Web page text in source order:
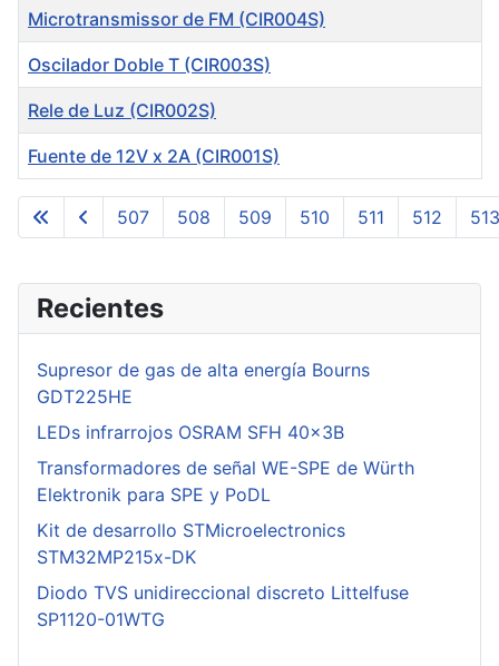
Articles
Title
Microtransmissor de FM (CIR004S)
Oscilador Doble T (CIR003S)
Rele de Luz (CIR002S)
Fuente de 12V x 2A (CIR001S)
Page 516 of 516
507 508 509 510 511 512 513
Recientes
Supresor de gas de alta energía Bourns
GDT225HE
LEDs infrarrojos OSRAM SFH 40x3B
Transformadores de señal WE-SPE de Würth
Elektronik para SPE y PoDL
Kit de desarrollo STMicroelectronics
STM32MP215x-DK
Diodo TVS unidireccional discreto Littelfuse
SP1120-01WTG